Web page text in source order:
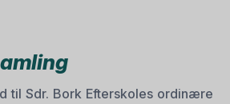
til Sdr. Bork Efterskoles ordinære